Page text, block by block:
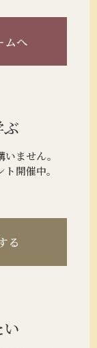
ムへ
ません。
開催中。
る